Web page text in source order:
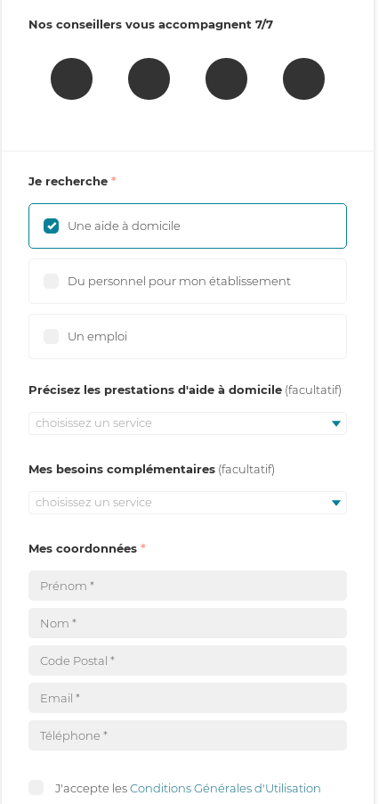
Nos conseillers vous accompagnent 7/7
Je recherche
Une aide à domicile
Du personnel pour mon établissement
Un emploi
Précisez les prestations d'aide à domicile
choisissez un service
Mes besoins complémentaires
choisissez un service
Mes coordonnées
J'accepte lesConditions Générales d'Utilisation